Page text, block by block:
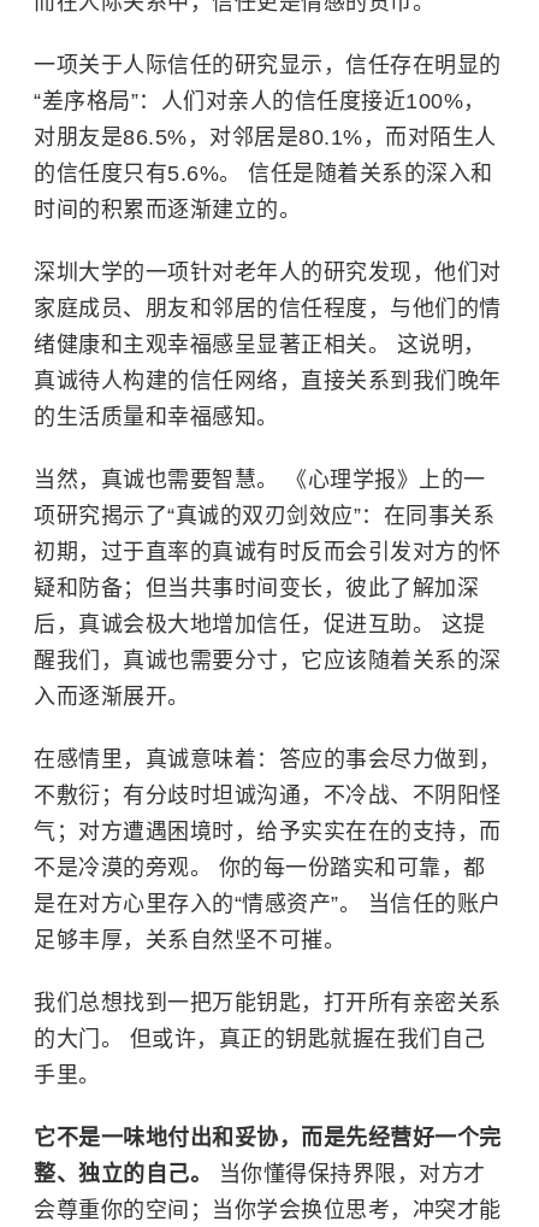
一项关于人际信任的研究显示，信任存在明显的
“差序格局”：人们对亲人的信任度接近100%，
对朋友是86.5%，对邻居是80.1%，而对陌生人
的信任度只有5.6%。 信任是随着关系的深入和
时间的积累而逐渐建立的。
深圳大学的一项针对老年人的研究发现，他们对
家庭成员、朋友和邻居的信任程度，与他们的情
绪健康和主观幸福感呈显著正相关。 这说明，
真诚待人构建的信任网络，直接关系到我们晚年
的生活质量和幸福感知。
当然，真诚也需要智慧。 《心理学报》上的一
项研究揭示了“真诚的双刃剑效应”：在同事关系
初期，过于直率的真诚有时反而会引发对方的怀
疑和防备；但当共事时间变长，彼此了解加深
后，真诚会极大地增加信任，促进互助。 这提
醒我们，真诚也需要分寸，它应该随着关系的深
入而逐渐展开。
在感情里，真诚意味着：答应的事会尽力做到，
不敷衍；有分歧时坦诚沟通，不冷战、不阴阳怪
气；对方遭遇困境时，给予实实在在的支持，而
不是冷漠的旁观。 你的每一份踏实和可靠，都
是在对方心里存入的“情感资产”。 当信任的账户
足够丰厚，关系自然坚不可摧。
我们总想找到一把万能钥匙，打开所有亲密关系
的大门。 但或许，真正的钥匙就握在我们自己
手里。
它不是一味地付出和妥协，而是先经营好一个完
整、独立的自己。
当你懂得保持界限，对方才
会尊重你的空间；当你学会换位思考，冲突才能